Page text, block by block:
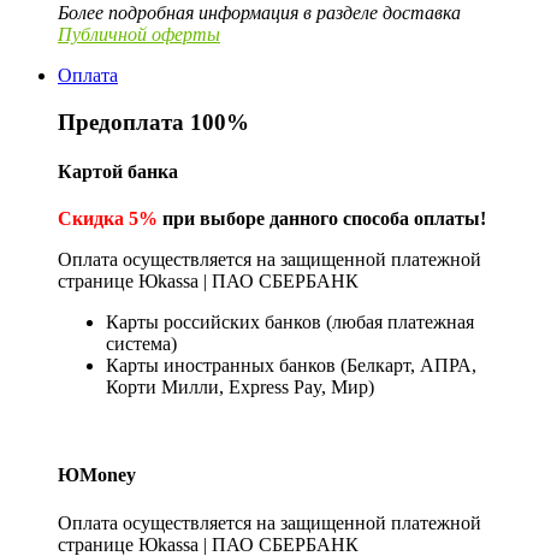
Более подробная информация в разделе доставка
Публичной оферты
Оплата
Предоплата 100%
Картой банка
Скидка 5% при выборе данного способа оплаты!
Оплата осуществляется на защищенной платежной
странице Юkassa | ПАО СБЕРБАНК
Карты российских банков (любая платежная
система)
Карты иностранных банков (Белкарт, АПРА,
Корти Милли, Express Pay, Мир)
ЮMoney
Оплата осуществляется на защищенной платежной
странице Юkassa | ПАО СБЕРБАНК